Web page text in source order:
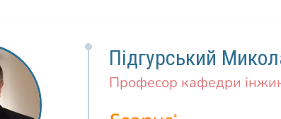
Підгурський
Професор кафедри